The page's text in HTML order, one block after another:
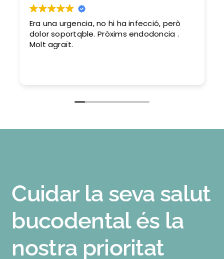
Era una urgencia, no hi ha infecció, però
dolor soportqble. Pròxims endodoncia .
Molt agraït.
Cuidar la seva salut
bucodental és la
nostra prioritat